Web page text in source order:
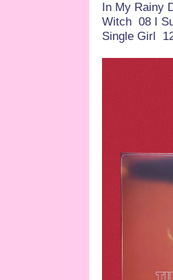
In My Rainy
Witch 08 I
Single Girl